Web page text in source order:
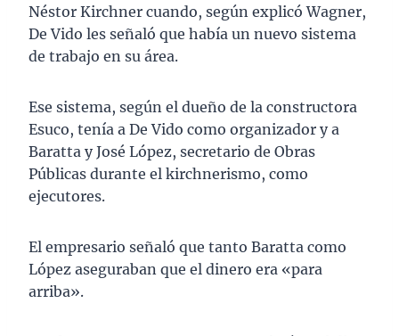
Néstor Kirchner cuando, según explicó Wagner,
De Vido les señaló que había un nuevo sistema
de trabajo en su área.
Ese sistema, según el dueño de la constructora
Esuco, tenía a De Vido como organizador y a
Baratta y José López, secretario de Obras
Públicas durante el kirchnerismo, como
ejecutores.
El empresario señaló que tanto Baratta como
López aseguraban que el dinero era «para
arriba».